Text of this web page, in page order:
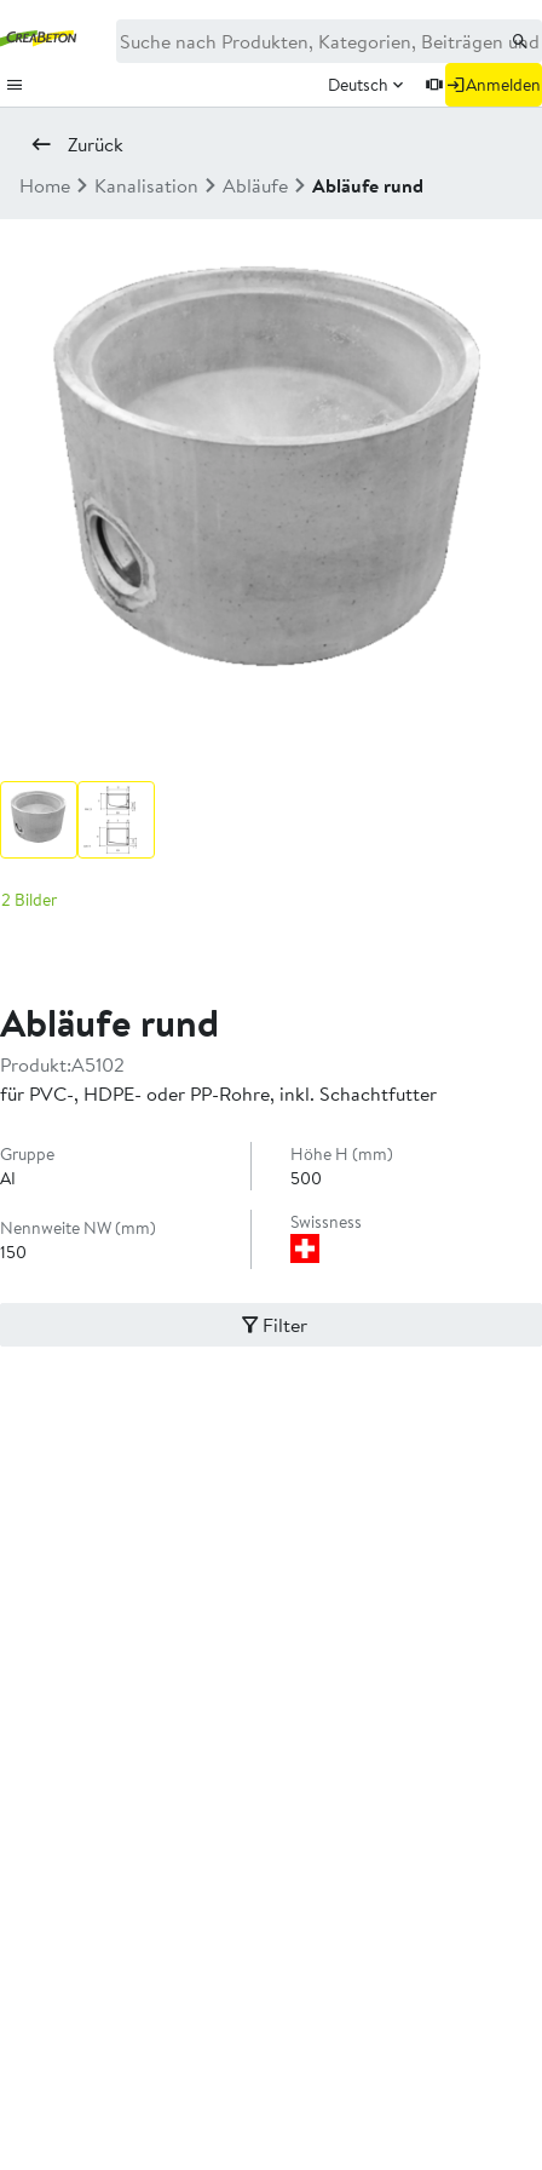
Deutsch Anmelden
Zurück
Home
Kanalisation Abläufe Abläufe rund
2 Bilder
Abläufe rund
Produkt:A5102
für PVC-, HDPE- oder PP-Rohre, inkl. Schachtfutter
Gruppe
AI
Höhe H (mm)
500
Nennweite NW (mm)
150
Swissness
Filter